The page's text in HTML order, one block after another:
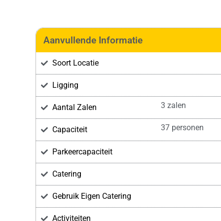
Aanvullende Informatie
Soort Locatie
Ligging
Aantal Zalen 3 zalen
Capaciteit 37 personen
Parkeercapaciteit
Catering
Gebruik Eigen Catering
Activiteiten